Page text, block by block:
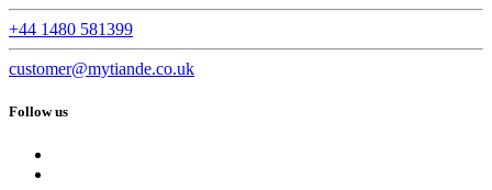
+44 1480 581399
customer@mytiande.co.uk
Follow us